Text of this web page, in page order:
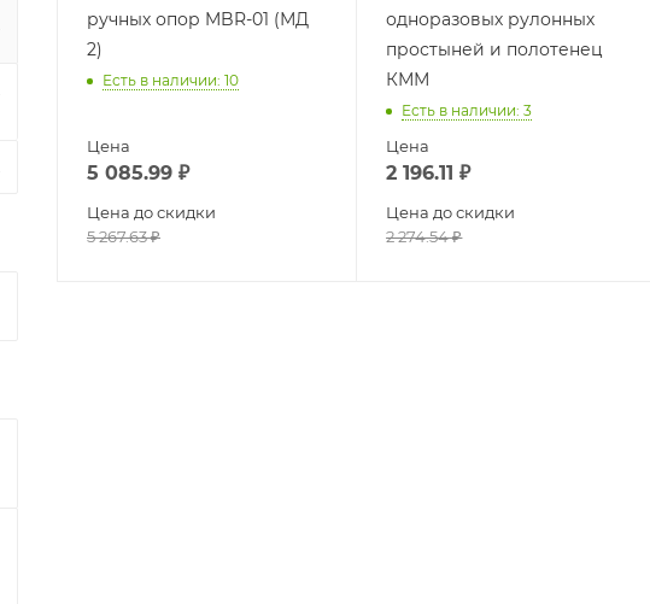
ручных опор MBR-01 (МД
2)
Есть в наличии: 10
Цена
5 085.99 ₽
Цена до скидки
5 267.63₽
одноразовых рулонных
простыней и полотенец
КММ
Есть в наличии: 3
Цена
2 196.11 ₽
Цена до скидки
2 274.54₽